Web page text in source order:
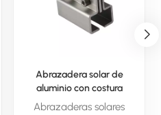
Abrazadera solar de
aluminio con costura
permanente para sistema
Abrazaderas solares